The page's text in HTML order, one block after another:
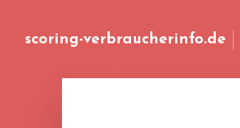
scoring-verbraucherinfo.de